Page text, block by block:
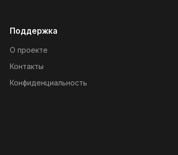
Поддержка
О проекте
Контакты
Конфиденциальность